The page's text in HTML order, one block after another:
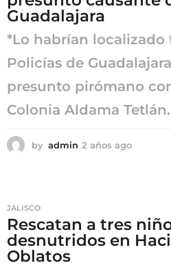
Guadalajara
*Lo habrían localizado
Policías de
presunto pirómano
Colonia Aldama
by admin 2 años ago
g
o
JALISCO
Rescatan a tres
desnutridos en
Oblatos